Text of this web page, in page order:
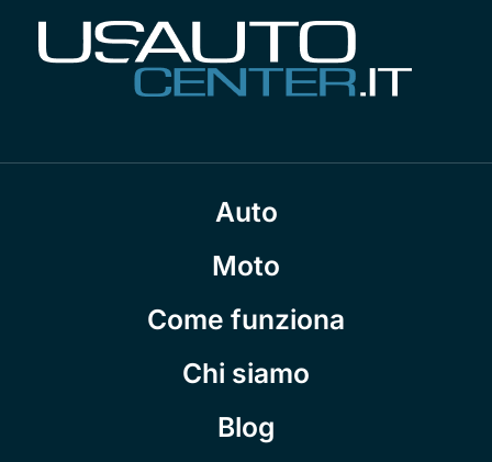
Auto
Moto
Come funziona
Chi siamo
Blog